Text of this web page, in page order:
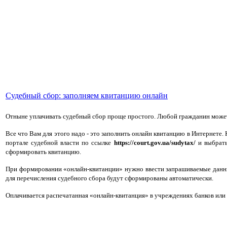
Судебный сбор: заполняем квитанцию онлайн
Отныне уплачивать судебный сбор проще простого. Любой гражданин
Все что Вам для этого надо - это заполнить онлайн квитанцию в
портале судебной власти по ссылке https://court.gov.ua/sudytax/и
сформировать квитанцию.
При формировании «онлайн-квитанции» нужно ввести запрашиваемые
для перечисления судебного сбора будут сформированы автоматически.
Оплачивается распечатанная «онлайн-квитанция» в учреждениях банков